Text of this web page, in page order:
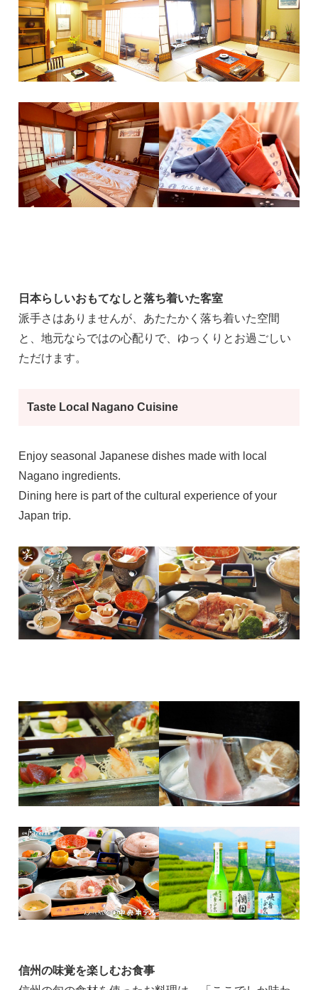
日本らしいおもてなしと落ち着いた客室
派手さはありませんが、あたたかく落ち着いた空間
と、地元ならではの心配りで、ゆっくりとお過ごしい
ただけます。
Taste Local Nagano Cuisine
Enjoy seasonal Japanese dishes made with local
Nagano ingredients.
Dining here is part of the cultural experience of your
Japan trip.
信州の味覚を楽しむお食事